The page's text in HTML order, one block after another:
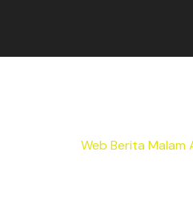
Web Berita Malam